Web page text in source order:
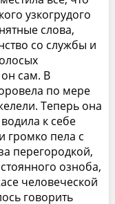
узкогрудого
слова,
со службы и
сам. В
по мере
Теперь она
к себе
громко пела с
перегородкой,
озноба,
человеческой
говорить